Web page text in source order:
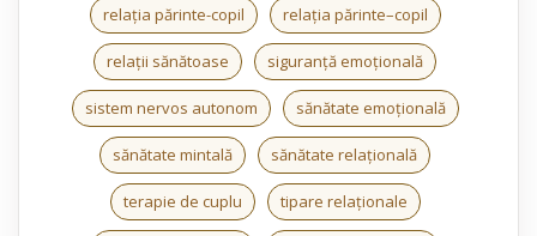
relația părinte-copil relația părinte–copil
relații sănătoase siguranță emoțională
sistem nervos autonom sănătate emoțională
sănătate mintală sănătate relațională
terapie de cuplu tipare relaționale